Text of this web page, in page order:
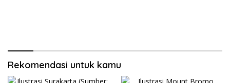
Rekomendasi untuk kamu